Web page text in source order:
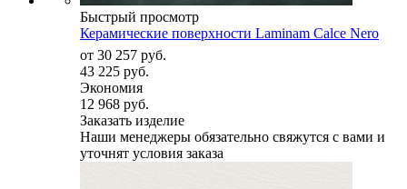
Быстрый просмотр
Керамические поверхности Laminam Calce Nero
от 30 257 руб.
43 225 руб.
Экономия
12 968 руб.
Заказать изделие
Наши менеджеры обязательно свяжутся с вами и
уточнят условия заказа